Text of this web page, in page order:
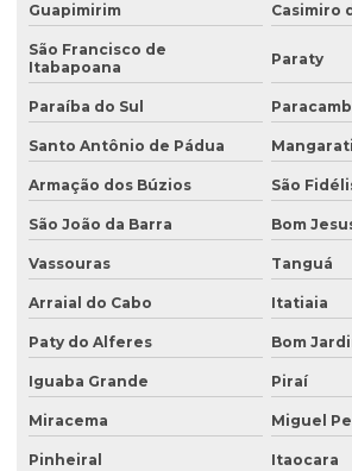
Avaliação de efluentes industriais
Avaliação de passivo ambiental
Avaliação preliminar de áreas contaminadas
Avaliação preliminar de passivo ambiental
Coleta de água
Coleta de água para análise
Coleta de água para análise físico química
Coleta de água para análise microbiológica
Coleta de água industrial
Coleta de amostra de água para análise
Guapimirim Casimiro
São Francisco de
Itabapoana
Paraty
Paraíba do Sul
Santo Antônio de Pádua
Armação dos Búzios São
São João da Barra Bom
Vassouras Tanguá
Arraial do Cabo Itatiaia
Paty do Alferes Bom
Iguaba Grande Piraí
Miracema Miguel
Pinheiral Itaocara